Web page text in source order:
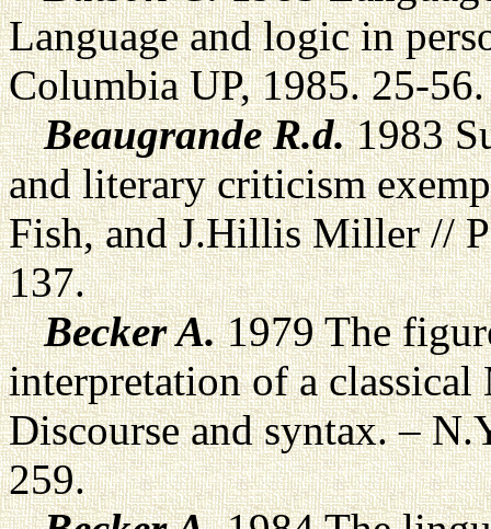
Language and logic in
Columbia UP, 1985. 25-56.
Beaugrande R.d.1983
and literary criticism
Fish, and J.Hillis Miller //
137.
Becker A.1979 The
interpretation of a classical
Discourse and syntax. –
259.